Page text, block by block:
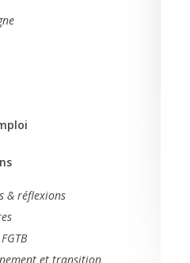
& réflexions
et transition